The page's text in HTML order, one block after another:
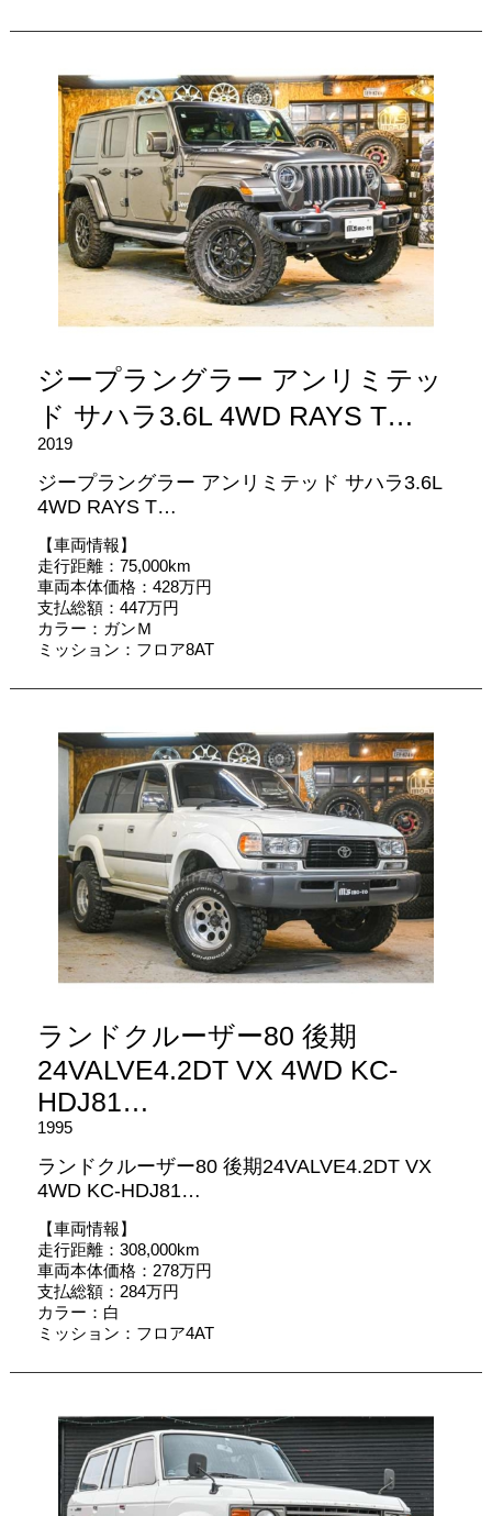
ジープラングラー アンリミテッ
ド サハラ3.6L 4WD RAYS T…
2019
ジープラングラー アンリミテッド サハラ3.6L
4WD RAYS T…
【車両情報】
走行距離：75,000km
車両本体価格：428万円
支払総額：447万円
カラー：ガンＭ
ミッション：フロア8AT
ランドクルーザー80 後期
24VALVE4.2DT VX 4WD KC-
HDJ81…
1995
ランドクルーザー80 後期24VALVE4.2DT VX
4WD KC-HDJ81…
【車両情報】
走行距離：308,000km
車両本体価格：278万円
支払総額：284万円
カラー：白
ミッション：フロア4AT